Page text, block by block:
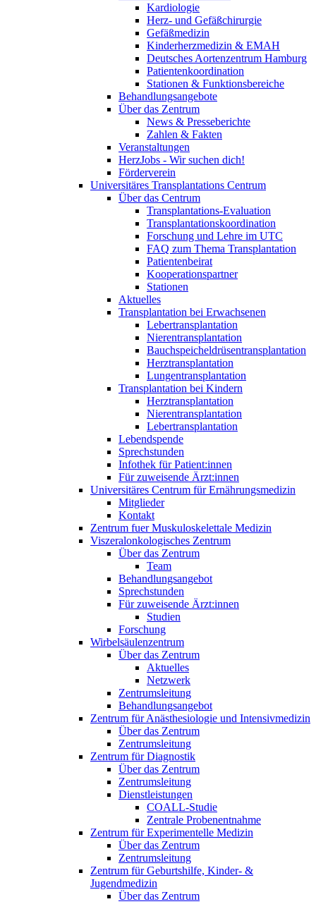
Kardiologie
Herz- und Gefäßchirurgie
Gefäßmedizin
Kinderherzmedizin & EMAH
Deutsches Aortenzentrum Hamburg
Patientenkoordination
Stationen & Funktionsbereiche
Behandlungsangebote
Über das Zentrum
News & Presseberichte
Zahlen & Fakten
Veranstaltungen
HerzJobs - Wir suchen dich!
Förderverein
Universitäres Transplantations Centrum
Über das Centrum
Transplantations-Evaluation
Transplantationskoordination
Forschung und Lehre im UTC
FAQ zum Thema Transplantation
Patientenbeirat
Kooperationspartner
Stationen
Aktuelles
Transplantation bei Erwachsenen
Lebertransplantation
Nierentransplantation
Bauchspeicheldrüsentransplantation
Herztransplantation
Lungentransplantation
Transplantation bei Kindern
Herztransplantation
Nierentransplantation
Lebertransplantation
Lebendspende
Sprechstunden
Infothek für Patient:innen
Für zuweisende Ärzt:innen
Universitäres Centrum für Ernährungsmedizin
Mitglieder
Kontakt
Zentrum fuer Muskuloskelettale Medizin
Viszeral­onkologisches Zentrum
Über das Zentrum
Team
Behandlungsangebot
Sprechstunden
Für zuweisende Ärzt:innen
Studien
Forschung
Wirbelsäulenzentrum
Über das Zentrum
Aktuelles
Netzwerk
Zentrumsleitung
Behandlungsangebot
Zentrum für Anästhesiologie und Intensivmedizin
Über das Zentrum
Zentrumsleitung
Zentrum für Diagnostik
Über das Zentrum
Zentrumsleitung
Dienstleistungen
COALL-Studie
Zentrale Probenentnahme
Zentrum für Experimentelle Medizin
Über das Zentrum
Zentrumsleitung
Zentrum für Geburtshilfe, Kinder- &
Jugendmedizin
Über das Zentrum